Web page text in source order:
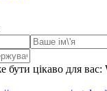
бути цікаво для вас: